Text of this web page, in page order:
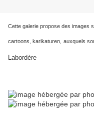
Cette galerie propose des images
cartoons, karikaturen, auxquels
Labordère